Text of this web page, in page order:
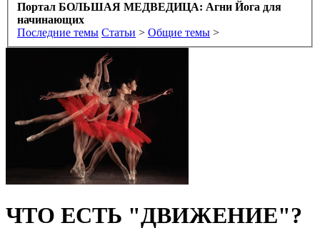
Портал БОЛЬШАЯ МЕДВЕДИЦА: Агни Йога для
начинающих
Последние темы Статьи > Общие темы >
ЧТО ЕСТЬ "ДВИЖЕНИЕ"?